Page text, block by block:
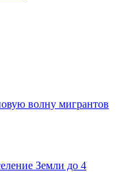
волну мигрантов
Земли до 4